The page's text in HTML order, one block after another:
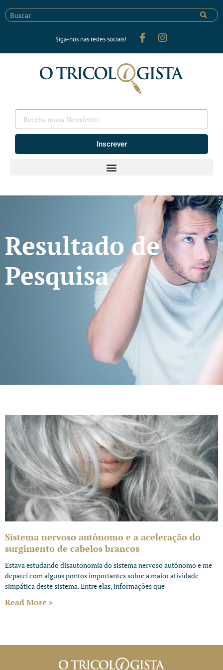
Siga-nos nas redes sociais!
Inscrever
Resultado de
Pesquisa
Sistema nervoso autônomo e a aceleração do
surgimento de cabelos brancos
Estava estudando disautonomia do sistema nervoso autônomo e me
deparei com alguns pontos importantes sobre a maior atividade
simpática deste sistema. Entre elas, informações que
Read More »